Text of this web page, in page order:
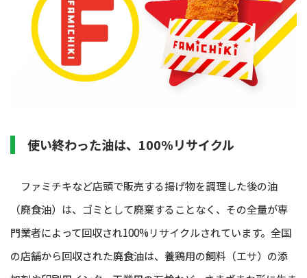
使い終わった油は、100%リサイクル
ファミチキなど店頭で販売する揚げ物を調理した後の油
（廃食油）は、ゴミとして廃棄することなく、その全量が専
門業者によって回収され100%リサイクルされています。全国
の店舗から回収された廃食油は、養鶏用の飼料（エサ）の添